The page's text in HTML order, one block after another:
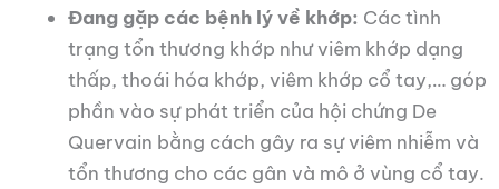
Đang gặp các bệnh lý về khớp: Các tình
trạng tổn thương khớp như viêm khớp dạng
thấp, thoái hóa khớp, viêm khớp cổ tay,… góp
phần vào sự phát triển của hội chứng De
Quervain bằng cách gây ra sự viêm nhiễm và
tổn thương cho các gân và mô ở vùng cổ tay.